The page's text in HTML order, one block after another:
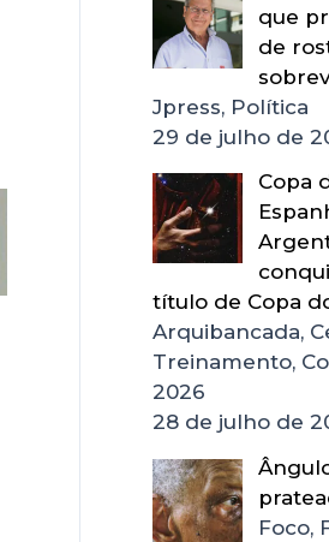
que
de
Jpress, Política
29 de julho de
Copa
título de Copa
Arquibancada,
Treinamento,
2026
28 de julho de
Foco,